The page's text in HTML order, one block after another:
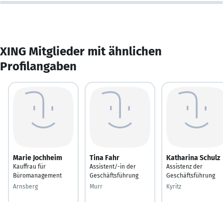
XING Mitglieder mit ähnlichen
Profilangaben
Marie Jochheim
Kauffrau für
Büromanagement
Arnsberg
Tina Fahr
Assistent/-in der
Geschäftsführung
Murr
Katharina Schulz
Assistenz der
Geschäftsführung
Kyritz